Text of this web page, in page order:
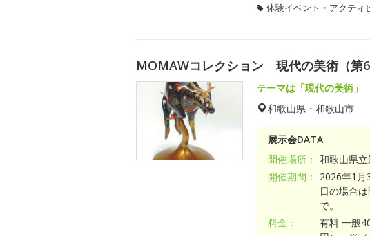
体験イベント・アクティ
MOMAWコレクション 現代の美術（第6
テーマは「現代の美術」
和歌山県・和歌山市
展示会DATA
開催場所： 和歌山県
開催期間：
2026年1月
日の場合
で。
料金：
有料 一般